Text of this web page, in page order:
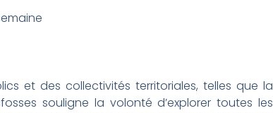
et des collectivités territoriales, telles que la
souligne la volonté d’explorer toutes les